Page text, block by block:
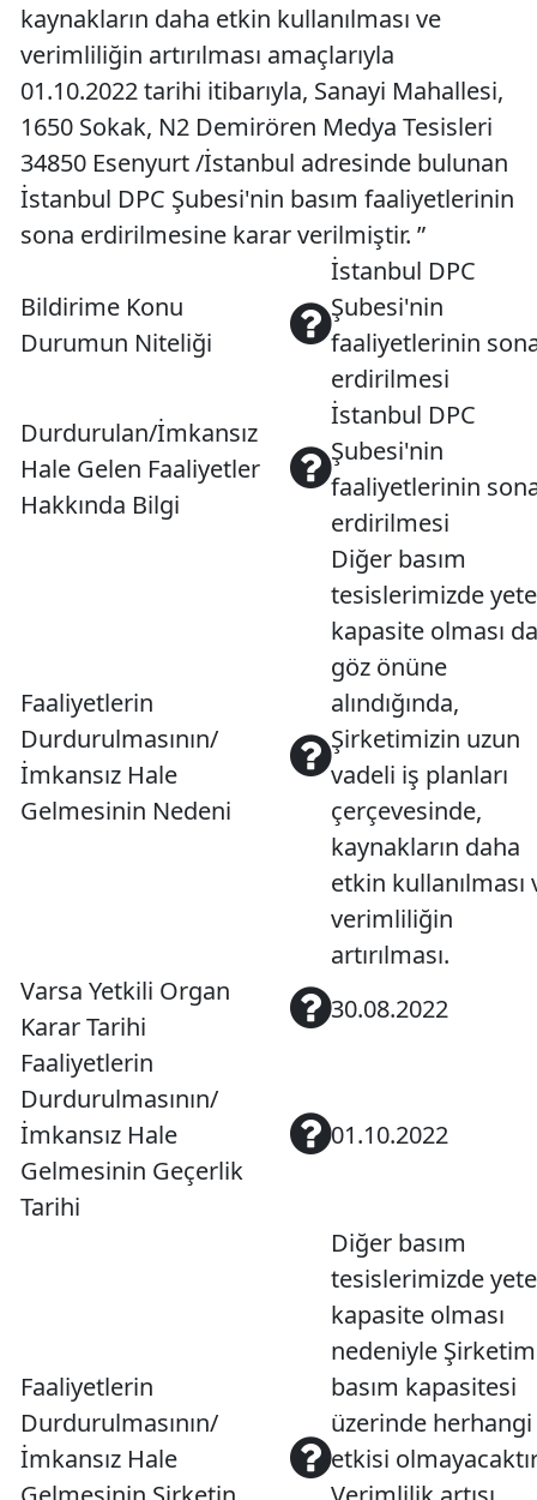
kaynakların daha etkin kullanılması ve
verimliliğin artırılması amaçlarıyla
01.10.2022 tarihi itibarıyla, Sanayi Mahallesi,
1650 Sokak, N2 Demirören Medya Tesisleri
34850 Esenyurt /İstanbul adresinde bulunan
İstanbul DPC Şubesi'nin basım faaliyetlerinin
sona erdirilmesine karar verilmiştir. ”
Bildirime Konu
Durumun Niteliği
İstanbul DPC
Şubesi'nin
faaliyetlerinin
erdirilmesi
Durdurulan/İmkansız
Hale Gelen Faaliyetler
Hakkında Bilgi
İstanbul DPC
Şubesi'nin
faaliyetlerinin
erdirilmesi
Faaliyetlerin
Durdurulmasının/
İmkansız Hale
Gelmesinin Nedeni
Diğer basım
tesislerimizde
kapasite olması da
göz önüne
alındığında,
Şirketimizin uzun
vadeli iş planları
çerçevesinde,
kaynakların daha
etkin kullanılması
verimliliğin
artırılması.
Varsa Yetkili Organ
Karar Tarihi
30.08.2022
Faaliyetlerin
Durdurulmasının/
İmkansız Hale
Gelmesinin Geçerlik
Tarihi
01.10.2022
Faaliyetlerin
Durdurulmasının/
İmkansız Hale
Diğer basım
tesislerimizde
kapasite olması
nedeniyle
basım kapasitesi
üzerinde
etkisi